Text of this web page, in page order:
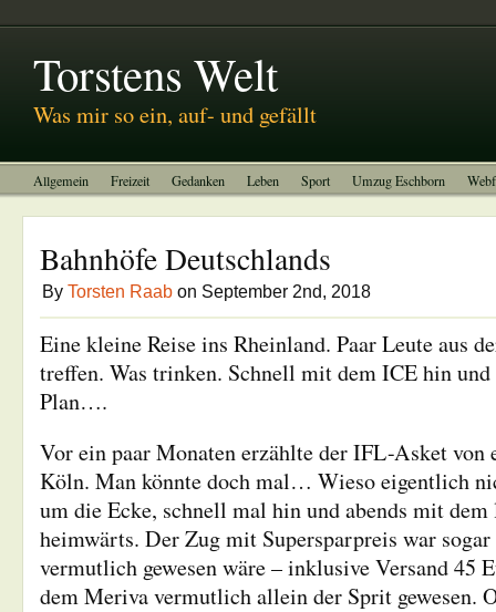
Torstens Welt
Was mir so ein, auf- und gefällt
Allgemein Freizeit Gedanken Leben Sport Umzug Eschborn
Bahnhöfe Deutschlands
By Torsten Raab on September 2nd, 2018
Eine kleine Reise ins Rheinland. Paar Leute aus
treffen. Was trinken. Schnell mit dem ICE hin
Plan….
Vor ein paar Monaten erzählte der IFL-Asket von
Köln. Man könnte doch mal… Wieso eigentlich
um die Ecke, schnell mal hin und abends mit
heimwärts. Der Zug mit Supersparpreis war
vermutlich gewesen wäre – inklusive Versand 45
dem Meriva vermutlich allein der Sprit gewesen.